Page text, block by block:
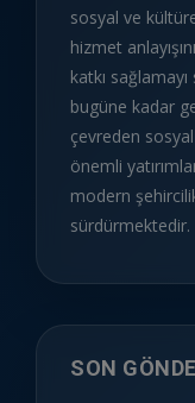
sosyal ve
hizmet
katkı
bugüne kadar
çevreden
önemli
modern şehircilik
sürdürmektedir.
SON